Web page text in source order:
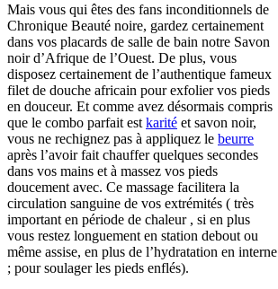
Mais vous qui êtes des fans inconditionnels de
Chronique Beauté noire, gardez certainement
dans vos placards de salle de bain notre Savon
noir d’Afrique de l’Ouest. De plus, vous
disposez certainement de l’authentique fameux
filet de douche africain pour exfolier vos pieds
en douceur. Et comme avez désormais compris
que le combo parfait est karité et savon noir,
vous ne rechignez pas à appliquez le beurre
après l’avoir fait chauffer quelques secondes
dans vos mains et à massez vos pieds
doucement avec. Ce massage facilitera la
circulation sanguine de vos extrémités ( très
important en période de chaleur , si en plus
vous restez longuement en station debout ou
même assise, en plus de l’hydratation en interne
; pour soulager les pieds enflés).